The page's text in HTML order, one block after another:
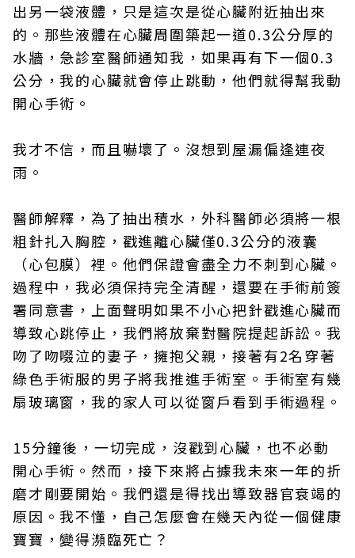
出另一袋液體，只是這次是從心臟附近抽出來
的。那些液體在心臟周圍築起一道0.3公分厚的
水牆，急診室醫師通知我，如果再有下一個0.3
公分，我的心臟就會停止跳動，他們就得幫我動
開心手術。
我才不信，而且嚇壞了。沒想到屋漏偏逢連夜
雨。
醫師解釋，為了抽出積水，外科醫師必須將一根
粗針扎入胸腔，戳進離心臟僅0.3公分的液囊
（心包膜）裡。他們保證會盡全力不刺到心臟。
過程中，我必須保持完全清醒，還要在手術前簽
署同意書，上面聲明如果不小心把針戳進心臟而
導致心跳停止，我們將放棄對醫院提起訴訟。我
吻了吻啜泣的妻子，擁抱父親，接著有2名穿著
綠色手術服的男子將我推進手術室。手術室有幾
扇玻璃窗，我的家人可以從窗戶看到手術過程。
15分鐘後，一切完成，沒戳到心臟，也不必動
開心手術。然而，接下來將占據我未來一年的折
磨才剛要開始。我們還是得找出導致器官衰竭的
原因。我不懂，自己怎麼會在幾天內從一個健康
寶寶，變得瀕臨死亡？